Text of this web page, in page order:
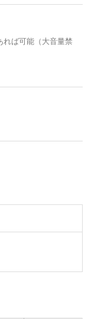
れば可能（大音量禁